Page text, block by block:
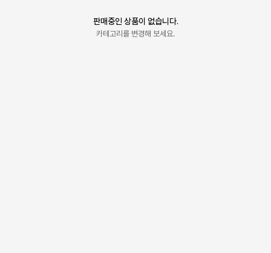
판매중인 상품이 없습니다.
카테고리를 변경해 보세요.